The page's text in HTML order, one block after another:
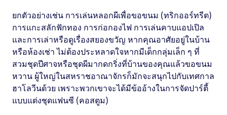
ยกตัวอย่างเช่น การเล่นหลอกผีเพื่อขอขนม (ทริกออร์ทรีต)
การแกะสลักฟักทอง การก่อกองไฟ การเล่นคาบแอปเปิล
และการเล่าหรือดูเรื่องสยองขวัญ หากคุณอาศัยอยู่ในบ้าน
หรือห้องเช่า ไม่ต้องประหลาดใจหากมีเด็กกลุ่มเล็ก ๆ ที่
สวมชุดปีศาจหรือชุดผีมากดกริ่งที่บ้านของคุณแล้วขอขนม
หวาน ผู้ใหญ่ในสหราชอาณาจักรก็มักจะสนุกไปกับเทศกาล
ฮาโลวีนด้วย เพราะพวกเขาจะได้มีข้ออ้างในการจัดปาร์ตี้
แบบแต่งชุดแฟนซี (คอสตูม)